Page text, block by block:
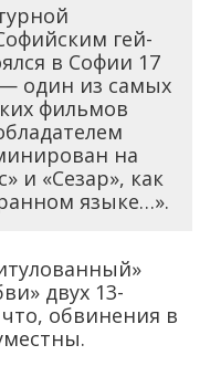
гей-
в Софии 17
один из самых
фильмов
на
и «Сезар», как
языке…».
двух 13-
обвинения в